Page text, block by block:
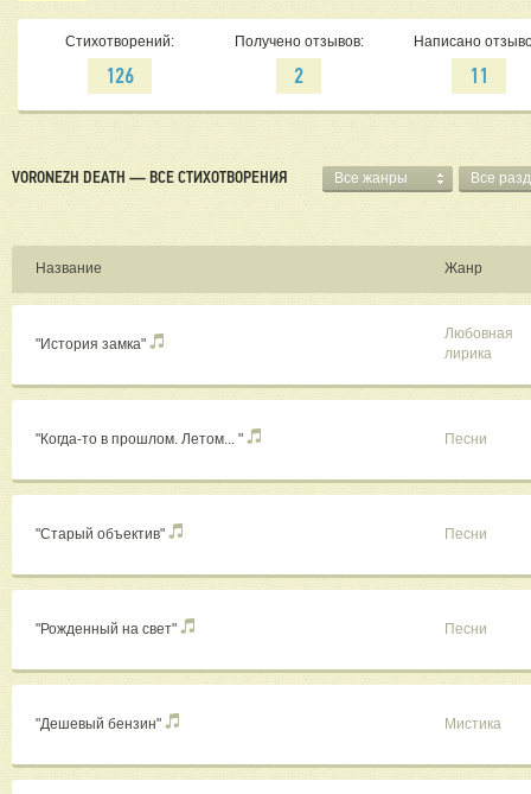
Стихотворений:
126
Получено отзывов:
2
Написано
11
VORONEZH DEATH — ВСЕ СТИХОТВОРЕНИЯ Все жанры Все
Название Жанр
"История замка"
Любовная
лирика
"Когда-то в прошлом. Летом... " Песни
"Старый объектив" Песни
"Рожденный на свет" Песни
"Дешевый бензин" Мистика